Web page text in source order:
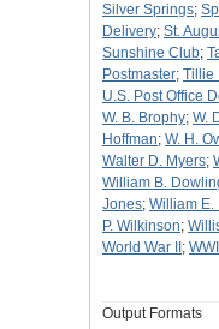
Silver Springs;
Delivery; St.
Sunshine Club;
Postmaster; Tillie
U.S. Post Office
W. B. Brophy; W.
Hoffman; W. H.
Walter D. Myers;
William B.
Jones; William E.
P. Wilkinson;
World War II ; WWII
Output Formats